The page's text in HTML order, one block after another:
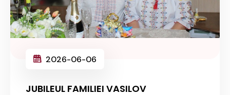
2026-06-06
JUBILEUL FAMILIEI VASILOV